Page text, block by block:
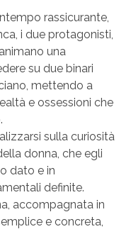
rassicurante,
i due protagonisti,
una
su due binari
mettendo a
e ossessioni che
sulla curiosità
donna, che egli
dato e in
definite.
accompagnata in
e concreta,